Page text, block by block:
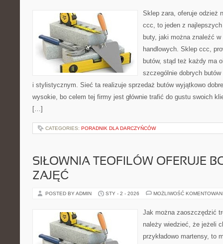
Sklep zara, oferuje odzież
ccc, to jeden z
buty, jaki można znaleźć
handlowych. Sklep ccc,
butów, stąd też każdy ma
szczególnie dobrych
i stylistycznym. Sieć ta realizuje sprzedaż butów wyjątkowo
wysokie, bo celem tej firmy jest głównie trafić do gustu swoich
[…]
CATEGORIES: PORADNIK DLA DARCZYŃCÓW
SIŁOWNIA TEOFILÓW OFERUJE
ZAJĘĆ
POSTED BY ADMIN STY - 2 - 2026 MOŻLIWOŚĆ
Jak można zaoszczędzić
należy wiedzieć, że jeżeli
przykładowo martensy, to